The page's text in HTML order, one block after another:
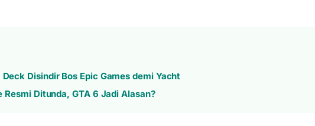
Disindir Bos Epic Games demi Yacht
Ditunda, GTA 6 Jadi Alasan?